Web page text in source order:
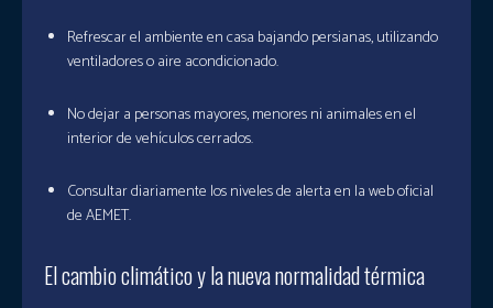
Refrescar el ambiente en casa bajando persianas, utilizando
ventiladores o aire acondicionado.
No dejar a personas mayores, menores ni animales en el
interior de vehículos cerrados.
Consultar diariamente los niveles de alerta en la web oficial
de AEMET.
El cambio climático y la nueva normalidad térmica